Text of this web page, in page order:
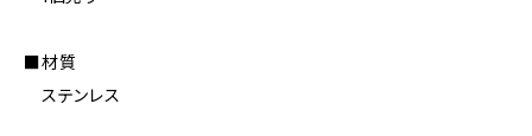
■材質
ステンレス